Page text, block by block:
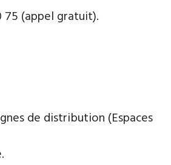
75 (appel gratuit).
de distribution (Espaces